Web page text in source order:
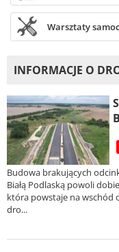
Warsztaty
INFORMACJE O
Budowa brakujących
Białą Podlaską powoli
która powstaje na wschód
dro...